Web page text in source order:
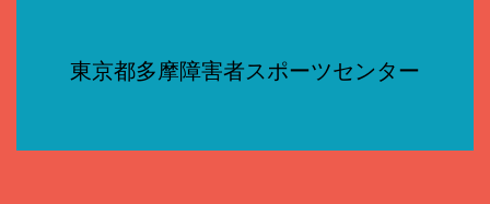
東京都多摩障害者スポーツセンター